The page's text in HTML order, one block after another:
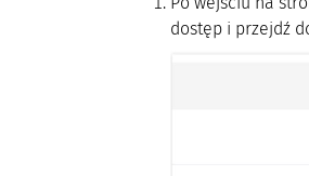
dostęp i przejdź